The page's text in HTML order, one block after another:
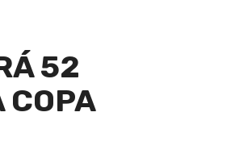
52
COPA